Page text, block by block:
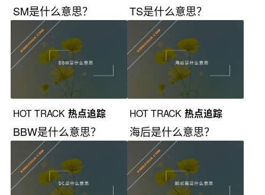
SM是什么意思？ TS是什么意思？
HOT TRACK 热点追踪
BBW是什么意思？
HOT TRACK 热点追踪
海后是什么意思？